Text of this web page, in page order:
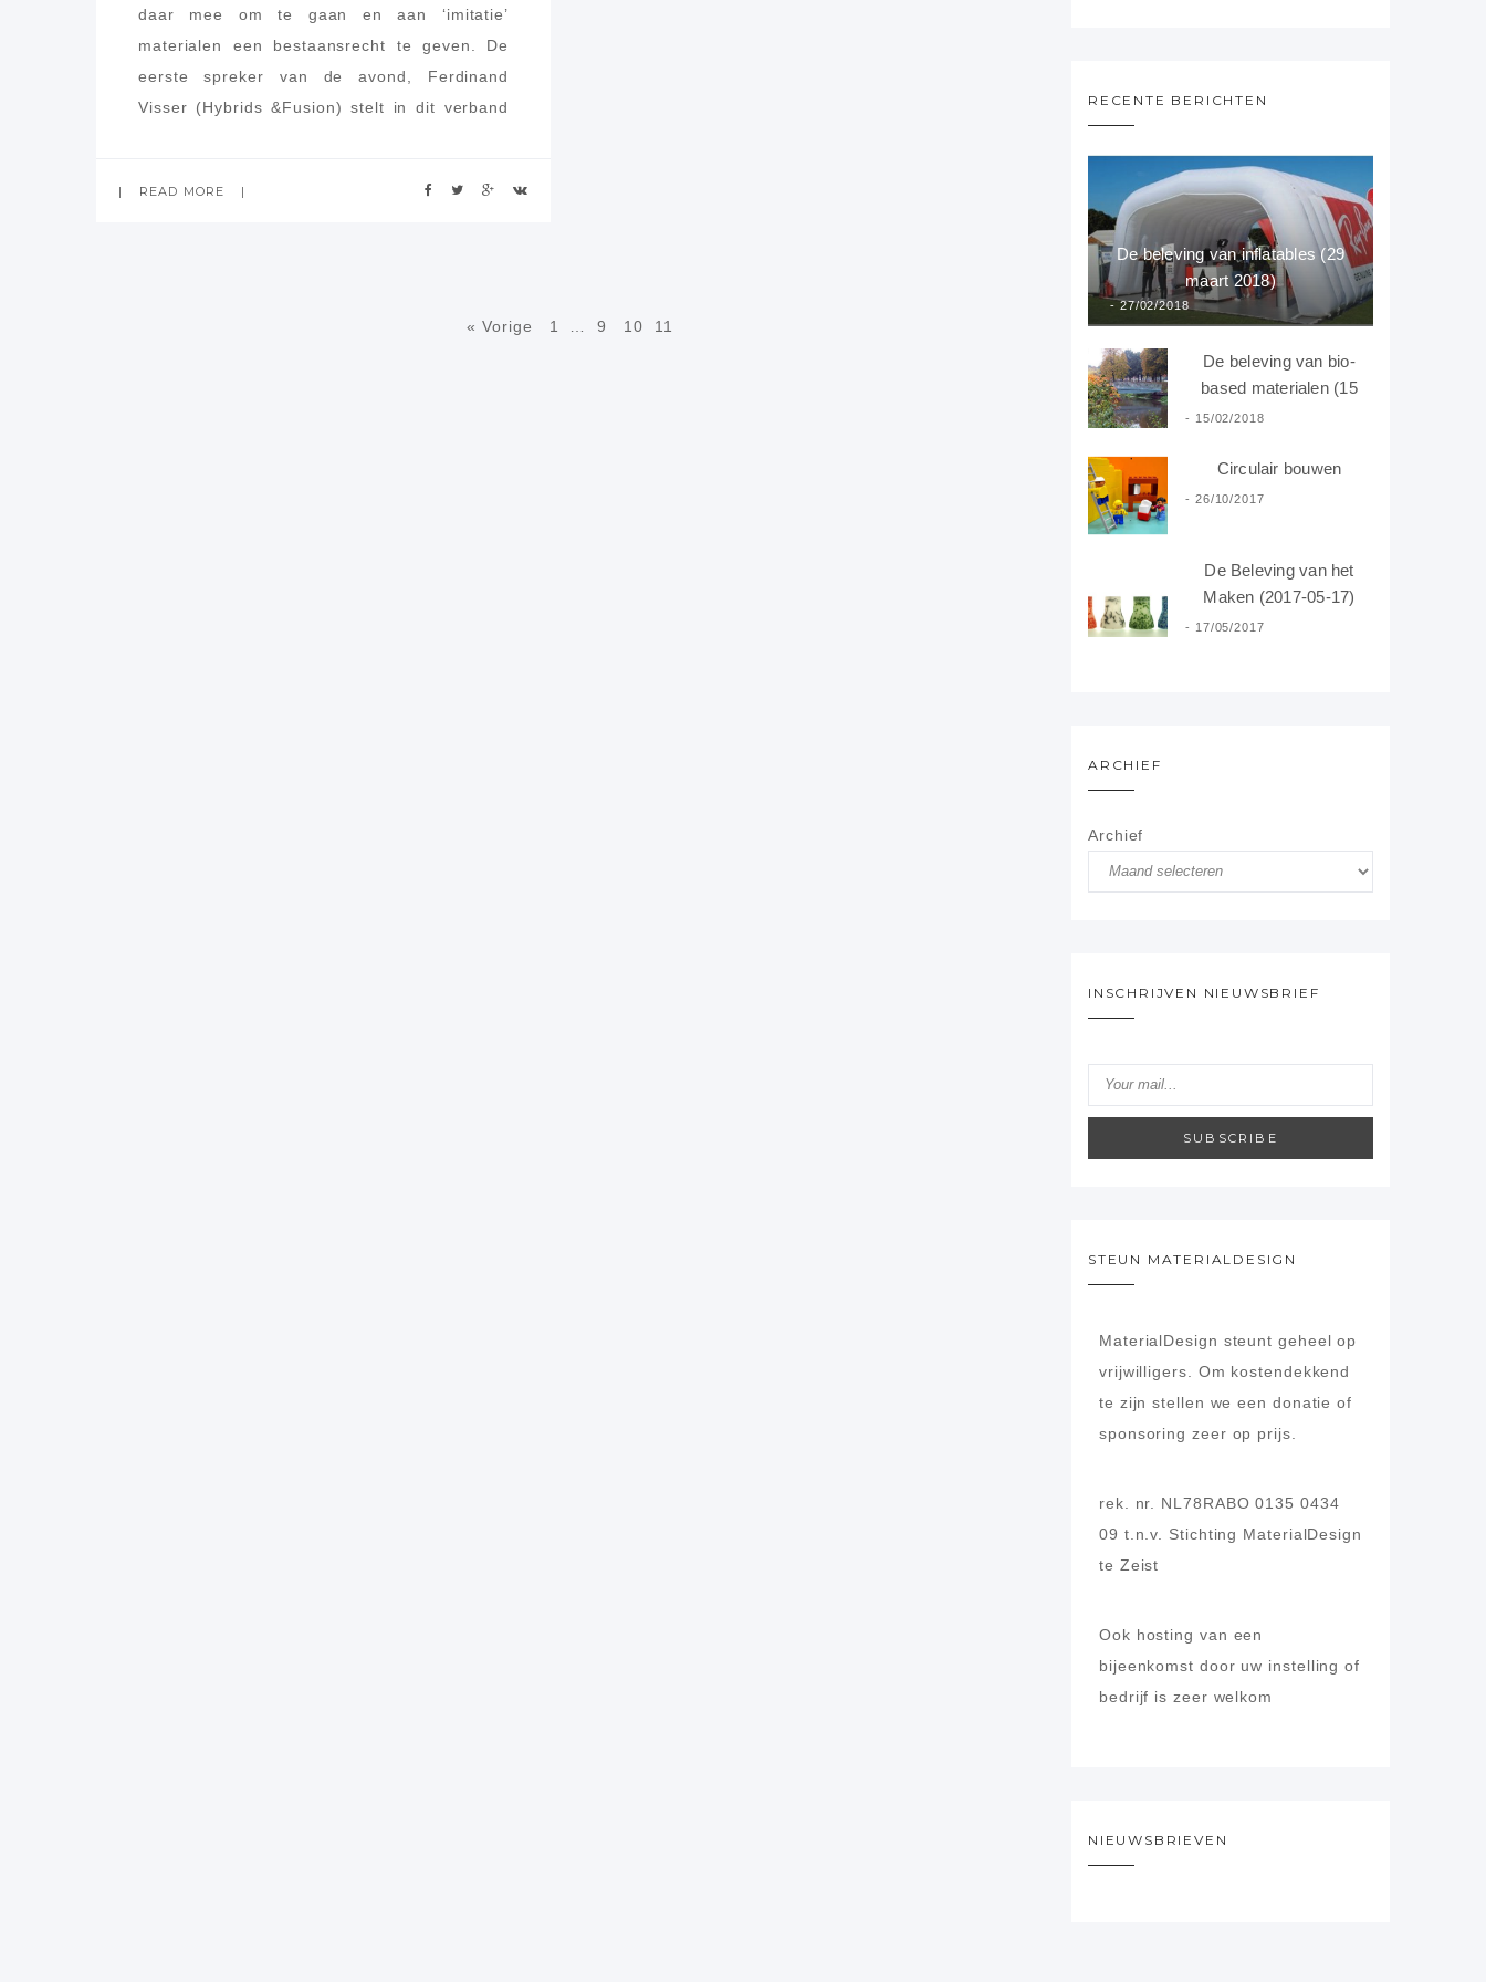
daar mee om te gaan en aan ‘imitatie’
materialen een bestaansrecht te geven. De
eerste spreker van de avond, Ferdinand
Visser (Hybrids &Fusion) stelt in dit verband
READ MORE
« Vorige 1 9 10 11
RECENTE BERICHTEN
De beleving van inflatables (29
maart 2018)
27/02/2018
De beleving van bio-
based materialen (15
februari 2018)
15/02/2018
Circulair bouwen
26/10/2017
De Beleving van het
Maken (2017-05-17)
17/05/2017
ARCHIEF
Archief
INSCHRIJVEN NIEUWSBRIEF
SUBSCRIBE
STEUN MATERIALDESIGN
MaterialDesign steunt geheel op
vrijwilligers.
Om kostendekkend
te zijn stellen we een donatie of
sponsoring zeer op prijs.
rek. nr. NL78RABO 0135 0434
09 t.n.v. Stichting MaterialDesign
te Zeist
Ook hosting van een
bijeenkomst door uw instelling of
bedrijf is zeer welkom
NIEUWSBRIEVEN